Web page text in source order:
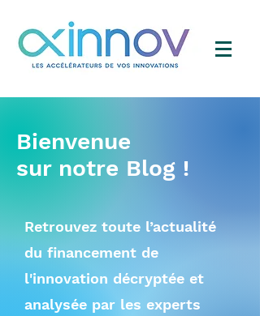
Bienvenue
sur notre Blog !
Retrouvez toute l’actualité
du financement de
l'innovation décryptée et
analysée par les experts